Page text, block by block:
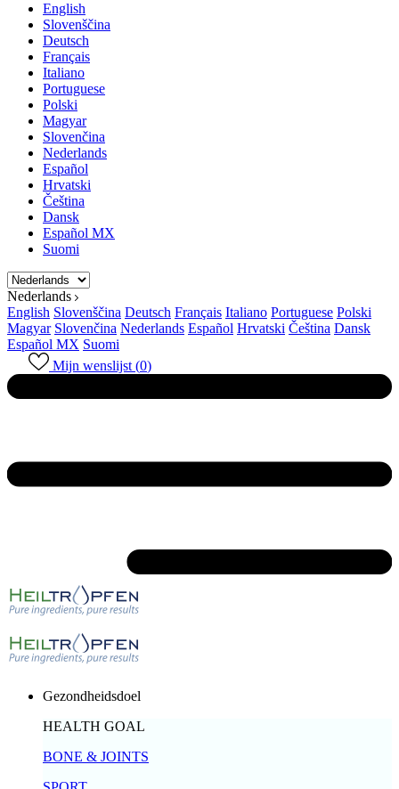
English
Slovenščina
Deutsch
Français
Italiano
Portuguese
Polski
Magyar
Slovenčina
Nederlands
Español
Hrvatski
Čeština
Dansk
Español MX
Suomi
Nederlands
English Slovenščina Deutsch Français Italiano Portuguese Polski
Magyar Slovenčina Nederlands Español Hrvatski Čeština Dansk
Español MX Suomi
Mijn wenslijst (0)
Gezondheidsdoel
HEALTH GOAL
BONE & JOINTS